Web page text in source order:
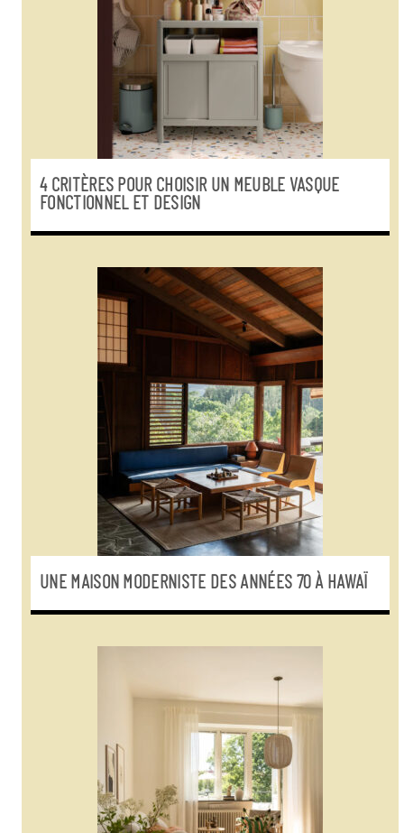
4 CRITÈRES POUR CHOISIR UN MEUBLE VASQUE
FONCTIONNEL ET DESIGN
UNE MAISON MODERNISTE DES ANNÉES 70 À HAWAÏ